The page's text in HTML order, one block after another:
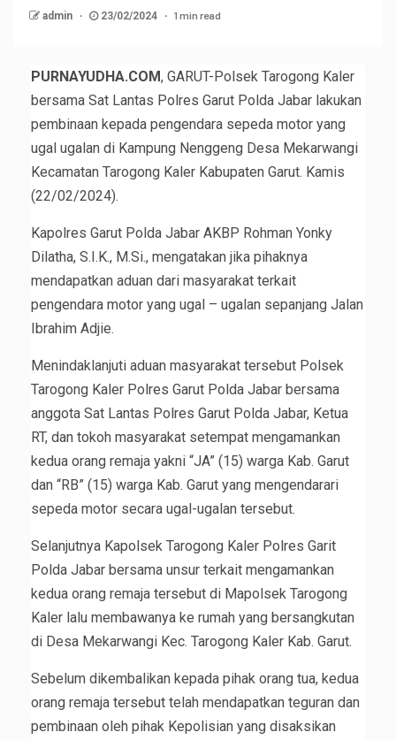
admin 23/02/2024 1 min read
PURNAYUDHA.COM, GARUT-Polsek Tarogong Kaler
bersama Sat Lantas Polres Garut Polda Jabar lakukan
pembinaan kepada pengendara sepeda motor yang
ugal ugalan di Kampung Nenggeng Desa Mekarwangi
Kecamatan Tarogong Kaler Kabupaten Garut. Kamis
(22/02/2024).
Kapolres Garut Polda Jabar AKBP Rohman Yonky
Dilatha, S.I.K., M.Si., mengatakan jika pihaknya
mendapatkan aduan dari masyarakat terkait
pengendara motor yang ugal – ugalan sepanjang Jalan
Ibrahim Adjie.
Menindaklanjuti aduan masyarakat tersebut Polsek
Tarogong Kaler Polres Garut Polda Jabar bersama
anggota Sat Lantas Polres Garut Polda Jabar, Ketua
RT, dan tokoh masyarakat setempat mengamankan
kedua orang remaja yakni “JA” (15) warga Kab. Garut
dan “RB” (15) warga Kab. Garut yang mengendarari
sepeda motor secara ugal-ugalan tersebut.
Selanjutnya Kapolsek Tarogong Kaler Polres Garit
Polda Jabar bersama unsur terkait mengamankan
kedua orang remaja tersebut di Mapolsek Tarogong
Kaler lalu membawanya ke rumah yang bersangkutan
di Desa Mekarwangi Kec. Tarogong Kaler Kab. Garut.
Sebelum dikembalikan kepada pihak orang tua, kedua
orang remaja tersebut telah mendapatkan teguran dan
pembinaan oleh pihak Kepolisian yang disaksikan